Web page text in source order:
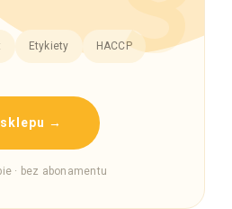
Etykiety HACCP
→
· bez abonamentu